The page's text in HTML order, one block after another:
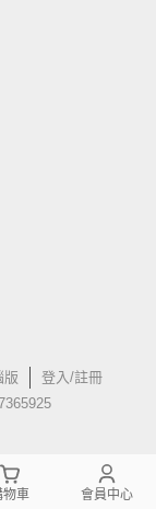
版
登入/註冊
物車 會員中心